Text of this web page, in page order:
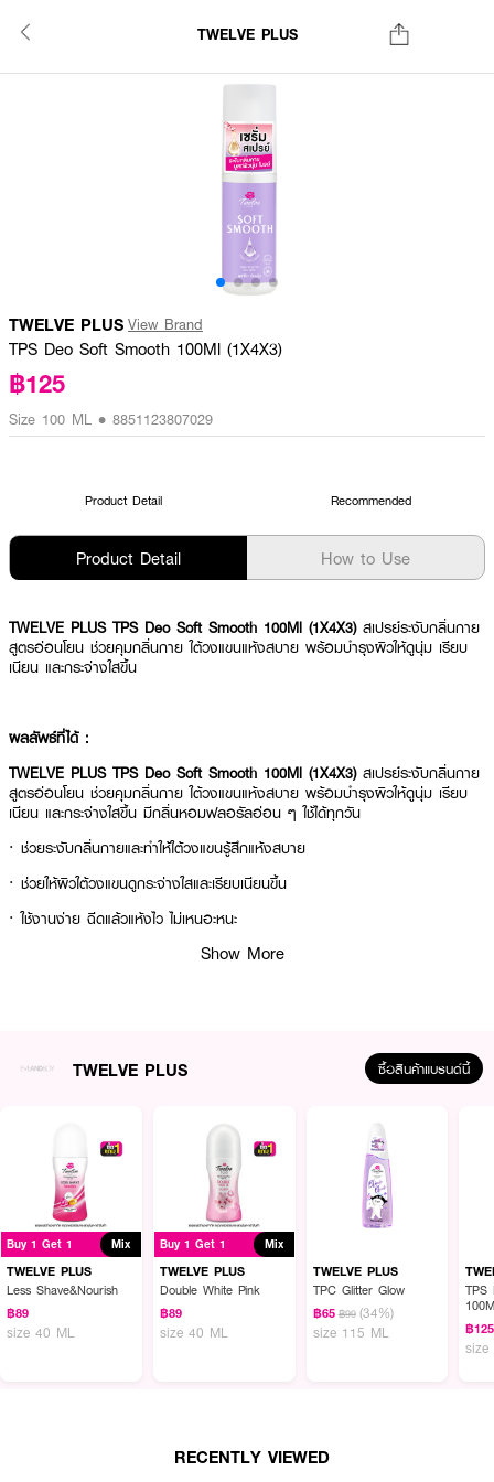
TWELVE PLUS
TWELVE PLUS View Brand
TPS Deo Soft Smooth 100Ml (1X4X3)
฿125
Size 100 ML • 8851123807029
Product Detail Recommended
Product Detail How to Use
TWELVE PLUS TPS Deo Soft Smooth 100Ml (1X4X3) สเปรย์ระงับกลิ่นกาย
สูตรอ่อนโยน ช่วยคุมกลิ่นกาย ใต้วงแขนแห้งสบาย พร้อมบำรุงผิวให้ดูนุ่ม เรียบ
เนียน และกระจ่างใสขึ้น
ผลลัพธ์ที่ได้ :
TWELVE PLUS TPS Deo Soft Smooth 100Ml (1X4X3) สเปรย์ระงับกลิ่นกาย
สูตรอ่อนโยน ช่วยคุมกลิ่นกาย ใต้วงแขนแห้งสบาย พร้อมบำรุงผิวให้ดูนุ่ม เรียบ
เนียน และกระจ่างใสขึ้น มีกลิ่นหอมฟลอรัลอ่อน ๆ ใช้ได้ทุกวัน
· ช่วยระงับกลิ่นกายและทำให้ใต้วงแขนรู้สึกแห้งสบาย
· ช่วยให้ผิวใต้วงแขนดูกระจ่างใสและเรียบเนียนขึ้น
· ใช้งานง่าย ฉีดแล้วแห้งไว ไม่เหนอะหนะ
· FDA Registration No. : 10-1-6800020599
ฉีดบริเวณใต้วงแขน เป็นประจำทุกวัน หรือทุกครั้งที่ต้องการ
Show More
TWELVE PLUS ซื้อสินค้าแบรนด์นี้
Buy 1 Get 1 Mix
TWELVE PLUS
Less Shave&Nourish
฿89
size 40 ML
Buy 1 Get 1 Mix
TWELVE PLUS
Double White Pink
฿89
size 40 ML
TWELVE PLUS
TPC Glitter Glow
฿65 ฿99 (34%)
size 115 ML
TPS
฿125
size
RECENTLY VIEWED